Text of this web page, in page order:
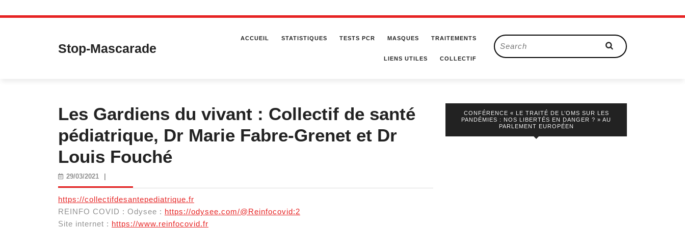
Skip
Stop-Mascarade
ACCUEIL STATISTIQUES TESTS PCR MASQUES TRAITEMENTS
LIENS UTILES COLLECTIF
Search
for:
Les Gardiens du vivant : Collectif de santé
pédiatrique, Dr Marie Fabre-Grenet et Dr
Louis Fouché
29/03/202129/03/2021
https://collectifdesantepediatrique.fr
REINFO COVID : Odysee : https://odysee.com/@Reinfocovid:2
Site internet : https://www.reinfocovid.fr
CONFÉRENCE « LE TRAITÉ DE L’OMS SUR LES
PANDÉMIES : NOS LIBERTÉS EN DANGER ? » AU
PARLEMENT EUROPÉEN